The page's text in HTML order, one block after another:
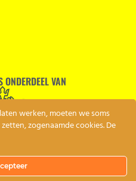
VAN
werken, moeten we soms
zogenaamde cookies. De